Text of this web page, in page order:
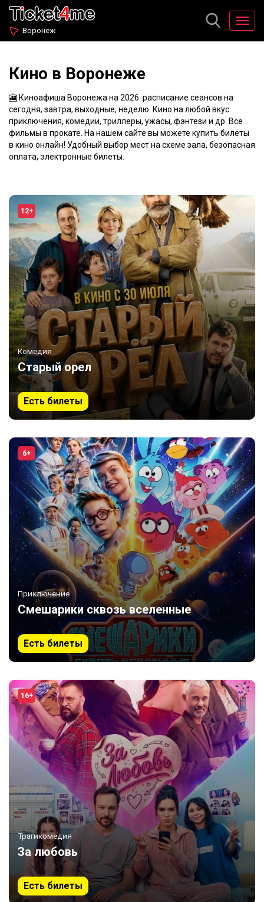
Воронеж
Кино в Воронеже
🎦 Киноафиша Воронежа на 2026: расписание сеансов на
сегодня, завтра, выходные, неделю. Кино на любой вкус:
приключения, комедии, триллеры, ужасы, фэнтези и др. Все
фильмы в прокате. На нашем сайте вы можете купить билеты
в кино онлайн! Удобный выбор мест на схеме зала, безопасная
оплата, электронные билеты.
12+
Комедия
Старый орел
Есть билеты
6+
Приключение
Смешарики сквозь вселенные
Есть билеты
16+
Трагикомедия
За любовь
Есть билеты